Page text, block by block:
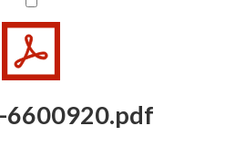
6600920.pdf